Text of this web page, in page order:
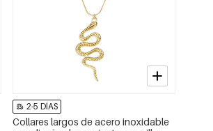
2-5 DÍAS
Collares largos de acero inoxidable